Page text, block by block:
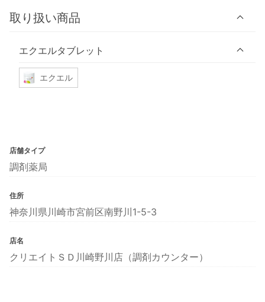
取り扱い商品
エクエルタブレット
エクエル
店舗タイプ
調剤薬局
住所
神奈川県川崎市宮前区南野川1-5-3
店名
クリエイトＳＤ川崎野川店（調剤カウンター）